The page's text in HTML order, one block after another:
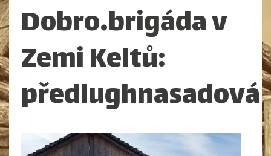
Dobro.brigáda v
Zemi Keltů:
předlughnasadová